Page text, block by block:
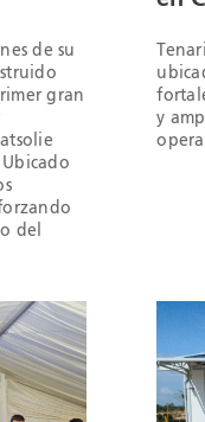
de su
gran
Ubicado
del
y